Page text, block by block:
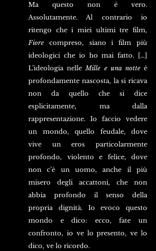
Ma questo non è vero.
Assolutamente. Al contrario io
Fiore compreso, siano i film più
ideologici che io ho mai fatto. […]
L’ideologia nelle Mille e una notte è
profondamente nascosta, la si ricava
non da quello che si dice
esplicitamente, ma dalla
rappresentazione. Io faccio vedere
un mondo, quello feudale, dove
vive un eros particolarmente
profondo, violento e felice, dove
non c’è un uomo, anche il più
misero degli accattoni, che non
abbia profondo il senso della
propria dignità. Io evoco questo
mondo e dico: ecco, fate un
confronto, io ve lo presento, ve lo
dico, ve lo ricordo.